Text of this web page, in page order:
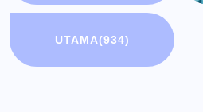
UTAMA(934)